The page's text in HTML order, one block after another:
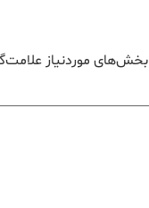
بخش‌های موردنیاز